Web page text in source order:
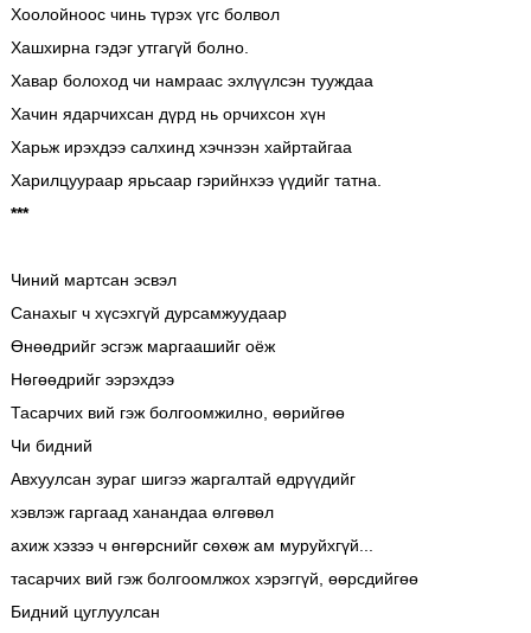
Хоолойноос чинь түрэх үгс болвол
Хашхирна гэдэг утгагүй болно.
Хавар болоход чи намраас эхлүүлсэн тууждаа
Хачин ядарчихсан дүрд нь орчихсон хүн
Харьж ирэхдээ салхинд хэчнээн хайртайгаа
Харилцуураар ярьсаар гэрийнхээ үүдийг татна.
***
Чиний мартсан эсвэл
Санахыг ч хүсэхгүй дурсамжуудаар
Өнөөдрийг эсгэж маргаашийг оёж
Нөгөөдрийг ээрэхдээ
Тасарчих вий гэж болгоомжилно, өөрийгөө
Чи бидний
Авхуулсан зураг шигээ жаргалтай өдрүүдийг
хэвлэж гаргаад ханандаа өлгөвөл
ахиж хэзээ ч өнгөрснийг сөхөж ам муруйхгүй...
тасарчих вий гэж болгоомлжох хэрэггүй, өөрсдийгөө
Бидний цуглуулсан